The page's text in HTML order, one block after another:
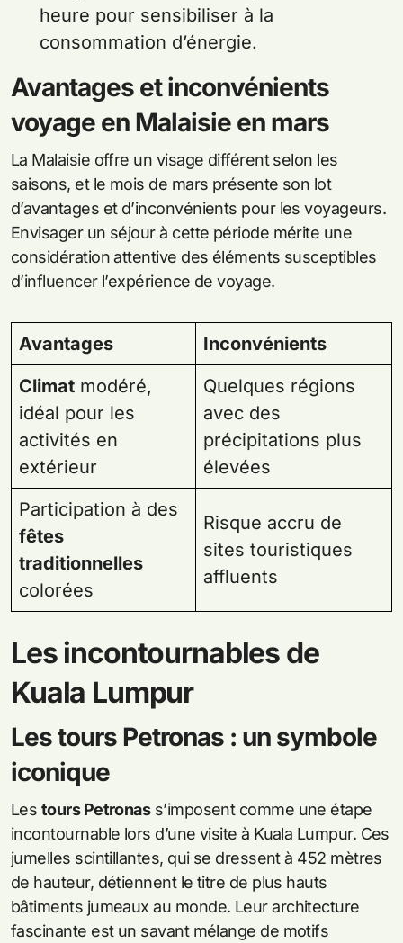
heure pour sensibiliser à la
consommation d’énergie.
Avantages et inconvénients
voyage en Malaisie en mars
La Malaisie offre un visage différent selon les
saisons, et le mois de mars présente son lot
d’avantages et d’inconvénients pour les voyageurs.
Envisager un séjour à cette période mérite une
considération attentive des éléments susceptibles
d’influencer l’expérience de voyage.
Avantages
Inconvénients
Climat modéré,
idéal pour les
activités en
extérieur
Quelques régions
avec des
précipitations plus
élevées
Participation à des
fêtes
traditionnelles
colorées
Risque accru de
sites touristiques
affluents
Les incontournables de
Kuala Lumpur
Les tours Petronas : un symbole
iconique
Les tours Petronass’imposent comme une étape
incontournable lors d’une visite à Kuala Lumpur. Ces
jumelles scintillantes, qui se dressent à 452 mètres
de hauteur, détiennent le titre de plus hauts
bâtiments jumeaux au monde. Leur architecture
fascinante est un savant mélange de motifs